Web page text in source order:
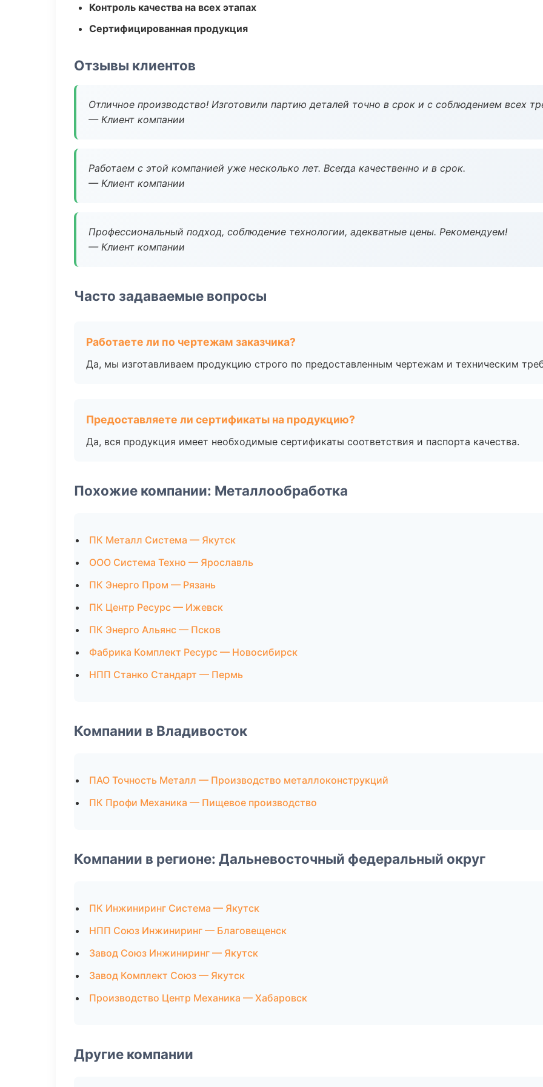
Контроль качества на всех этапах
Сертифицированная продукция
Отзывы клиентов
Отличное производство! Изготовили партию деталей точно в срок и с соблюдением всех
— Клиент компании
Работаем с этой компанией уже несколько лет. Всегда качественно и в срок.
— Клиент компании
Профессиональный подход, соблюдение технологии, адекватные цены. Рекомендуем!
— Клиент компании
Часто задаваемые вопросы
Работаете ли по чертежам заказчика?
Да, мы изготавливаем продукцию строго по предоставленным чертежам и техническим
Предоставляете ли сертификаты на продукцию?
Да, вся продукция имеет необходимые сертификаты соответствия и паспорта качества.
Похожие компании: Металлообработка
ПК Металл Система — Якутск
ООО Система Техно — Ярославль
ПК Энерго Пром — Рязань
ПК Центр Ресурс — Ижевск
ПК Энерго Альянс — Псков
Фабрика Комплект Ресурс — Новосибирск
НПП Станко Стандарт — Пермь
Компании в Владивосток
ПАО Точность Металл — Производство металлоконструкций
ПК Профи Механика — Пищевое производство
Компании в регионе: Дальневосточный федеральный округ
ПК Инжиниринг Система — Якутск
НПП Союз Инжиниринг — Благовещенск
Завод Союз Инжиниринг — Якутск
Завод Комплект Союз — Якутск
Производство Центр Механика — Хабаровск
Другие компании